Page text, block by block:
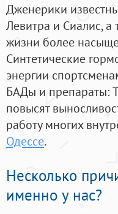
Дженерики
Левитра и Сиалис,
жизни более
Синтетические
энергии
БАДы и препараты:
повысят
работу многих
Одессе.
Несколько
именно у нас?